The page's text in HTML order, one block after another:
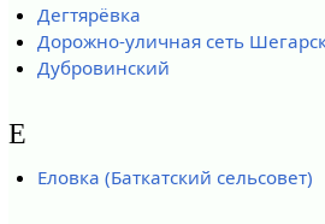
Дегтярёвка
Дорожно-уличная сеть
Дубровинский
Е
Еловка (Баткатский сельсовет)